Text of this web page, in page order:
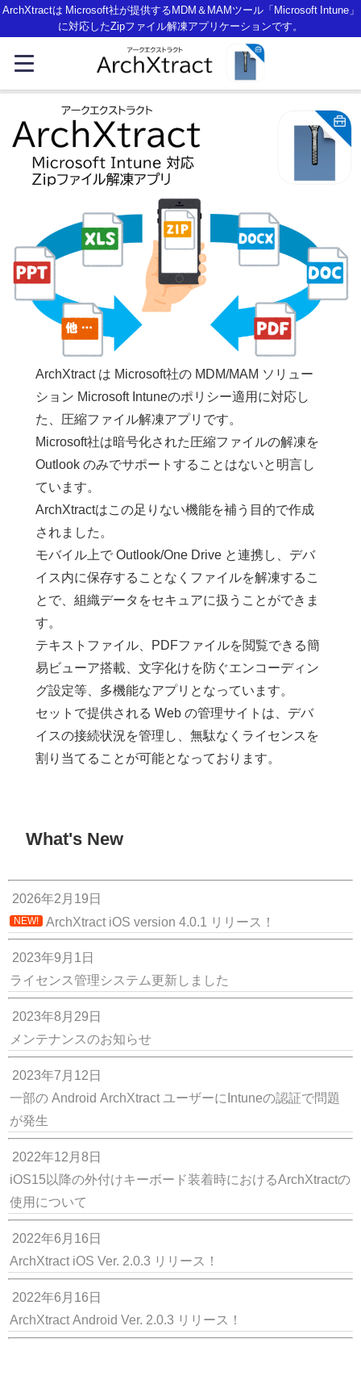
ArchXtractは Microsoft社が提供するMDM＆MAMツール「Microsoft Intune」
に対応したZipファイル解凍アプリケーションです。
ArchXtract は Microsoft社の MDM/MAM ソリュー
ション Microsoft Intuneのポリシー適用に対応し
た、圧縮ファイル解凍アプリです。
Microsoft社は暗号化された圧縮ファイルの解凍を
Outlook のみでサポートすることはないと明言し
ています。
ArchXtractはこの足りない機能を補う目的で作成
されました。
モバイル上で Outlook/One Drive と連携し、デバ
イス内に保存することなくファイルを解凍するこ
とで、組織データをセキュアに扱うことができま
す。
テキストファイル、PDFファイルを閲覧できる簡
易ビューア搭載、文字化けを防ぐエンコーディン
グ設定等、多機能なアプリとなっています。
セットで提供される Web の管理サイトは、デバ
イスの接続状況を管理し、無駄なくライセンスを
割り当てることが可能となっております。
What's New
2026年2月19日
NEW! ArchXtract iOS version 4.0.1 リリース！
2023年9月1日
ライセンス管理システム更新しました
2023年8月29日
メンテナンスのお知らせ
2023年7月12日
一部の Android ArchXtract ユーザーにIntuneの認証で問題
が発生
2022年12月8日
iOS15以降の外付けキーボード装着時におけるArchXtractの
使用について
2022年6月16日
ArchXtract iOS Ver. 2.0.3 リリース！
2022年6月16日
ArchXtract Android Ver. 2.0.3 リリース！